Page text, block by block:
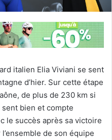
italien Elia Viviani se sent
d’hier. Sur cette étape
de plus de 230 km si
sent bien et compte
le succès après sa victoire
de son équipe